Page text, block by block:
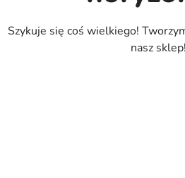
Szykuje się coś wielkiego!
nasz sklep!